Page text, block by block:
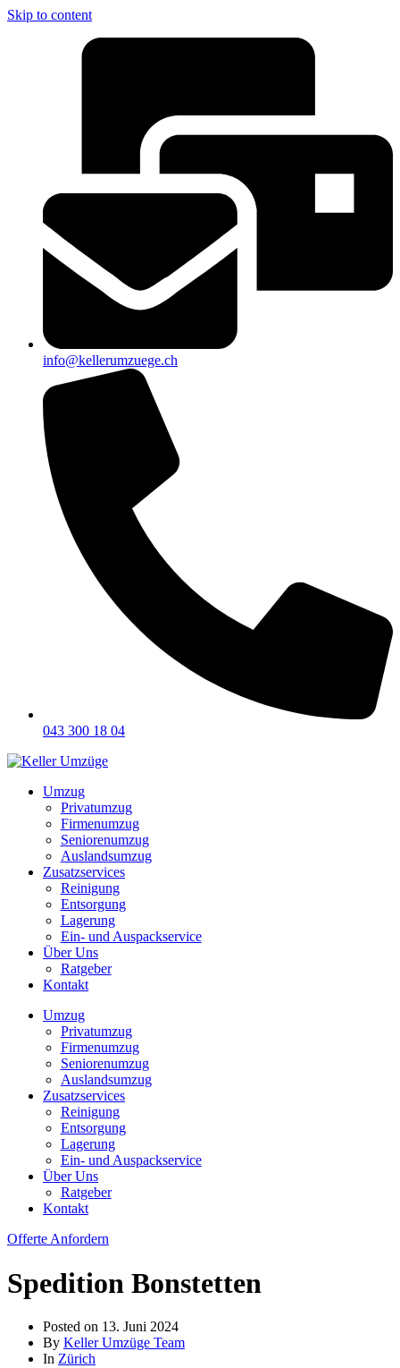
Skip to content
info@kellerumzuege.ch
043 300 18 04
Umzug
Privatumzug
Firmenumzug
Seniorenumzug
Auslandsumzug
Zusatzservices
Reinigung
Entsorgung
Lagerung
Ein- und Auspackservice
Über Uns
Ratgeber
Kontakt
Umzug
Privatumzug
Firmenumzug
Seniorenumzug
Auslandsumzug
Zusatzservices
Reinigung
Entsorgung
Lagerung
Ein- und Auspackservice
Über Uns
Ratgeber
Kontakt
Offerte Anfordern
Spedition Bonstetten
Posted on 13. Juni 2024
By Keller Umzüge Team
In Zürich